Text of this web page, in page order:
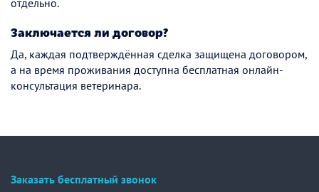
отдельно.
Заключается ли договор?
Да, каждая подтверждённая сделка защищена договором,
а на время проживания доступна бесплатная онлайн-
консультация ветеринара.
Заказать бесплатный звонок